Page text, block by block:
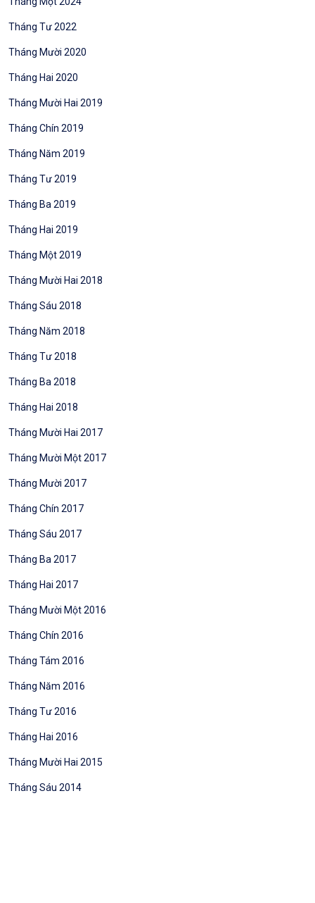
Tháng Tư 2022
Tháng Mười 2020
Tháng Hai 2020
Tháng Mười Hai 2019
Tháng Chín 2019
Tháng Năm 2019
Tháng Tư 2019
Tháng Ba 2019
Tháng Hai 2019
Tháng Một 2019
Tháng Mười Hai 2018
Tháng Sáu 2018
Tháng Năm 2018
Tháng Tư 2018
Tháng Ba 2018
Tháng Hai 2018
Tháng Mười Hai 2017
Tháng Mười Một 2017
Tháng Mười 2017
Tháng Chín 2017
Tháng Sáu 2017
Tháng Ba 2017
Tháng Hai 2017
Tháng Mười Một 2016
Tháng Chín 2016
Tháng Tám 2016
Tháng Năm 2016
Tháng Tư 2016
Tháng Hai 2016
Tháng Mười Hai 2015
Tháng Sáu 2014